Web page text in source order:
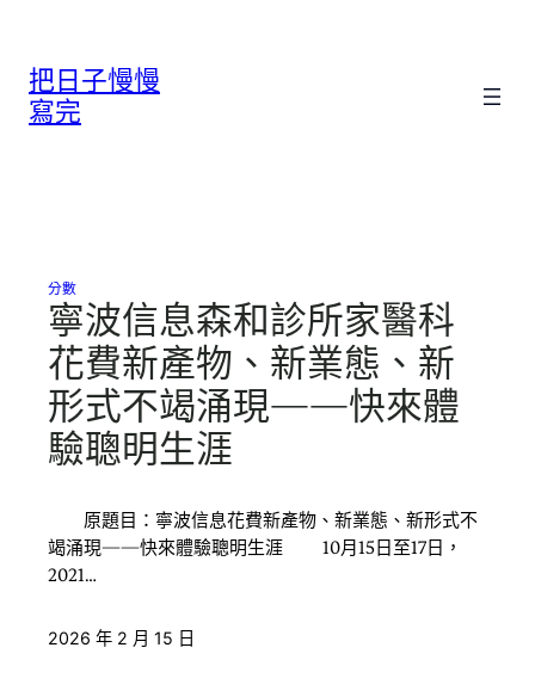
把日子慢慢
寫完
分數
寧波信息森和診所家醫科
花費新產物、新業態、新
形式不竭涌現——快來體
驗聰明生涯
原題目：寧波信息花費新產物、新業態、新形式不
竭涌現——快來體驗聰明生涯 10月15日至17日，
2021…
2026 年 2 月 15 日